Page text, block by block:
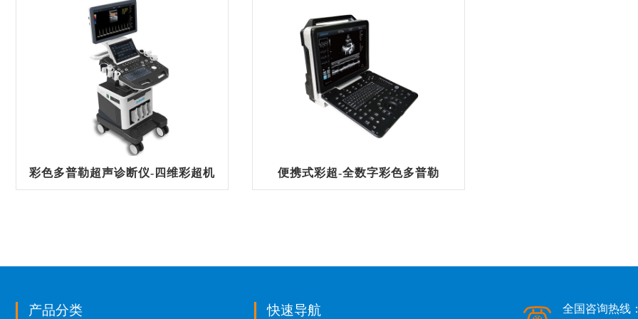
彩色多普勒超声诊断仪-四维彩超机 便携式彩超-全数字彩色多普勒
产品分类 快速导航 全国咨询热线